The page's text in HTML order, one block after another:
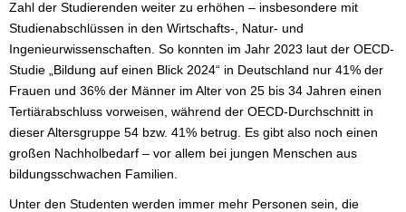
Zahl der Studierenden weiter zu erhöhen – insbesondere mit
Studienabschlüssen in den Wirtschafts-, Natur- und
Ingenieurwissenschaften. So konnten im Jahr 2023 laut der OECD-
Studie „Bildung auf einen Blick 2024“ in Deutschland nur 41% der
Frauen und 36% der Männer im Alter von 25 bis 34 Jahren einen
Tertiärabschluss vorweisen, während der OECD-Durchschnitt in
dieser Altersgruppe 54 bzw. 41% betrug. Es gibt also noch einen
großen Nachholbedarf – vor allem bei jungen Menschen aus
bildungsschwachen Familien.
Unter den Studenten werden immer mehr Personen sein, die